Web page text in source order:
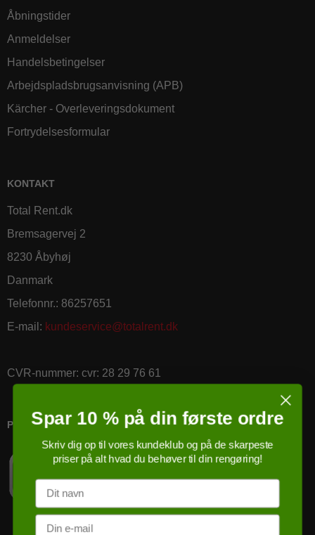
Åbningstider
Anmeldelser
Handelsbetingelser
Arbejdspladsbrugsanvisning (APB)
Kärcher - Overleveringsdokument
Fortrydelsesformular
KONTAKT
Total Rent.dk
Bremsagervej 2
8230 Åbyhøj
Danmark
Telefonnr.: 86257651
E-mail : kundeservice@totalrent.dk
CVR-nummer: cvr: 28 29 76 61
PRICERUNNER KØBSGARANTI
Spar 10 % på din første ordre
Skriv dig op til vores kundeklub og på de skarpeste
priser på alt hvad du behøver til din rengøring!
Navn
Email